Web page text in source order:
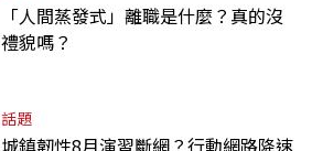
「人間蒸發式」離職是什麼？真的沒
禮貌嗎？
話題
城鎮韌性8月演習斷網？行動網路降速